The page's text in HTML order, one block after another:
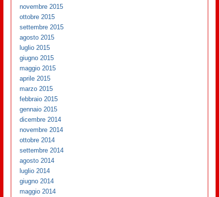
novembre 2015
ottobre 2015
settembre 2015
agosto 2015
luglio 2015
giugno 2015
maggio 2015
aprile 2015
marzo 2015
febbraio 2015
gennaio 2015
dicembre 2014
novembre 2014
ottobre 2014
settembre 2014
agosto 2014
luglio 2014
giugno 2014
maggio 2014